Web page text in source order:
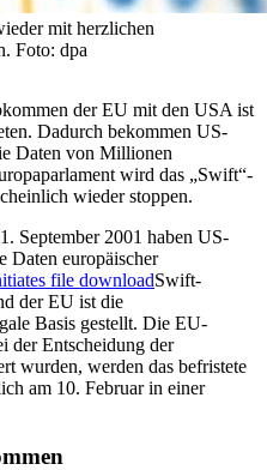
mit herzlichen
Foto: dpa
der EU mit den USA ist
Dadurch bekommen US-
Daten von Millionen
wird das „Swift“-
wieder stoppen.
September 2001 haben US-
Daten europäischer
Swift-
der EU ist die
Basis gestellt. Die EU-
der Entscheidung der
wurden, werden das befristete
am 10. Februar in einer